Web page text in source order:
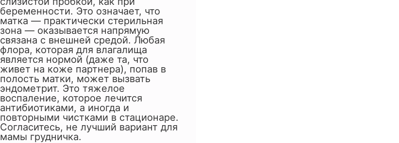
беременности. Это означает, что
матка — практически стерильная
зона — оказывается напрямую
связана с внешней средой. Любая
флора, которая для влагалища
является нормой (даже та, что
живет на коже партнера), попав в
полость матки, может вызвать
эндометрит. Это тяжелое
воспаление, которое лечится
антибиотиками, а иногда и
повторными чистками в стационаре.
Согласитесь, не лучший вариант для
мамы грудничка.